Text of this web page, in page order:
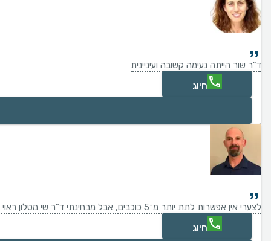
ד"ר שור הייתה נעימה קשובה ועיניינית
חיוג
לצערי אין אפשרות לתת יותר מ־5 כוכבים, אבל מבחינתי ד”ר שי מטלון ראוי ל־10. נפגשתי איתו בזום בזמן שהייתי מאושפזת בבית חולים ציבורי, ללא אבחנה ברורה ובמצב של חוסר ודאות גדול. כבר במהלך הדקות הראשונות של הפגישה הוא הצליח לזהות את מקור הבעיה בצורה מדויקת, אבחנה שהתבררה בהמשך כנכונה לחלוטין. לאחר שעיין בבדיקות שביצעתי בבית החולים, הוא הנחה אותי להתעקש שלא להשתחרר לפני שאעבור הליך דחוף שהיה הכרחי עבורי – החלטה שחסכה לי שבועות נוספים של סבל והחמרה במצב. מעבר למקצועיות, לידע הרחב וליכולת האבחון המרשימה שלו, ד”ר מטלון הוא קודם כל אדם יוצא דופן. מעולם לא זכיתי ליחס כזה מרופא. הוא ליווה ומלווה אותי לאורך כל התהליך של הטיפול והסרת כיס המרה, וגם זמן רב לאחר מכן המשיך להיות זמין, קשוב ואכפתי. הוא והמזכירה המדהימה שלו היו זמינים עבורי גם בשעות לא שגרתיות, ידעו להרגיע, להסביר בסבלנות ולתת תחושת ביטחון אמיתית. בנוסף, הוא הפנה אותי לאנשי מקצוע מצוינים נוספים כשהיה בכך צורך. האמון שלי בו מוחלט, משום שהוא הוכיח את עצמו פעם אחר פעם. הלוואי שד״ר מטלון היה רופא לכל תחום. אם אתם מתלבטים למי לפנות – תחסכו לעצמכם זמן, דאגות וסבל, וקבעו תור לד”ר מטלון. קשה לי להאמין שתמצאו רופא טוב ממנו.
חיוג